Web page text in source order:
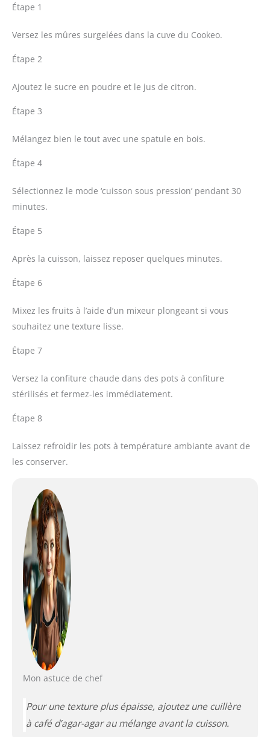
Étape 1
Versez les mûres surgelées dans la cuve du Cookeo.
Étape 2
Ajoutez le sucre en poudre et le jus de citron.
Étape 3
Mélangez bien le tout avec une spatule en bois.
Étape 4
Sélectionnez le mode ‘cuisson sous pression’ pendant 30
minutes.
Étape 5
Après la cuisson, laissez reposer quelques minutes.
Étape 6
Mixez les fruits à l’aide d’un mixeur plongeant si vous
souhaitez une texture lisse.
Étape 7
Versez la confiture chaude dans des pots à confiture
stérilisés et fermez-les immédiatement.
Étape 8
Laissez refroidir les pots à température ambiante avant de
les conserver.
Mon astuce de chef
Pour une texture plus épaisse, ajoutez une cuillère
à café d’agar-agar au mélange avant la cuisson.